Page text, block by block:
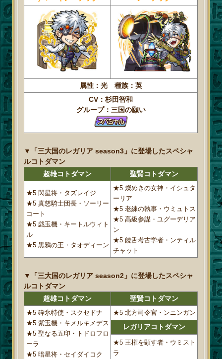
属性：光 種族：英
CV：杉田智和
グループ：三国の願い
▼「三大国のレガリア season3」に登場したスペシャ
ルコトダマン
超雄コトダマン
聖賢コトダマン
★5 閃星将・タズレイジ
★5 真慈騎士団長・ソーリー
コート
★5 戯玉機・キートルウィト
ル
★5 黒鴉の王・タオディーン
★5 燦めきの女神・イシュタ
ーリア
★5 老練の執事・ウミュトス
★5 高級参謀・ユグーデリア
ン
★5 饒舌考古学者・ンティル
チャット
▼「三大国のレガリア season2」に登場したスペシャ
ルコトダマン
超雄コトダマン
聖賢コトダマン
★5 砕氷特使・スクセドナ
★5 紫玉機・キメルキメデス
★5 聖なる五印・トドロフロ
ーラ
★5 暗星将・セイダイコク
★5 北方司令官・ンニンガン
レガリアコトダマン
★5 王権を顕す者・ウミスト
ラ